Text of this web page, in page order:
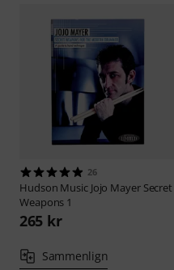
26
Hudson Music Jojo Mayer Secret
Weapons 1
265 kr
Sammenlign